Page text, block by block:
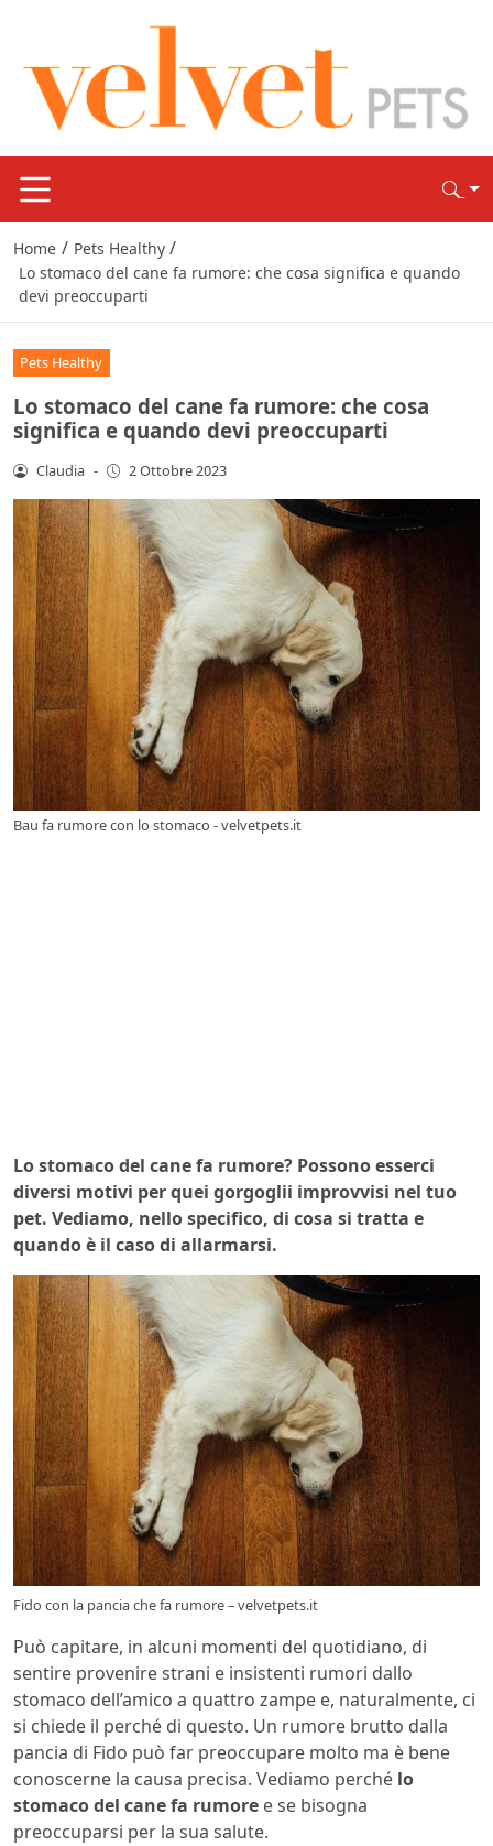
Home / Pets Healthy /
Lo stomaco del cane fa rumore: che cosa significa e quando
devi preoccuparti
Pets Healthy
Lo stomaco del cane fa rumore: che cosa
significa e quando devi preoccuparti
Claudia - 2 Ottobre 2023
Bau fa rumore con lo stomaco - velvetpets.it
Lo stomaco del cane fa rumore? Possono esserci
diversi motivi per quei gorgoglii improvvisi nel tuo
pet. Vediamo, nello specifico, di cosa si tratta e
quando è il caso di allarmarsi.
Fido con la pancia che fa rumore – velvetpets.it
Può capitare, in alcuni momenti del quotidiano, di
sentire provenire strani e insistenti rumori dallo
stomaco dell’amico a quattro zampe e, naturalmente, ci
si chiede il perché di questo. Un rumore brutto dalla
pancia di Fido può far preoccupare molto ma è bene
conoscerne la causa precisa. Vediamo perché lo
stomaco del cane fa rumore e se bisogna
preoccuparsi per la sua salute.